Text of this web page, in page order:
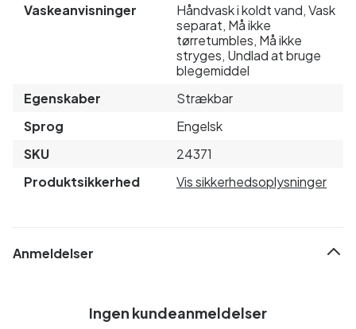
Vaskeanvisninger
Håndvask i koldt vand, Vask
separat, Må ikke
tørretumbles, Må ikke
stryges, Undlad at bruge
blegemiddel
Egenskaber
Strækbar
Sprog
Engelsk
SKU
24371
Produktsikkerhed
Vis sikkerhedsoplysninger
Anmeldelser
Ingen kundeanmeldelser